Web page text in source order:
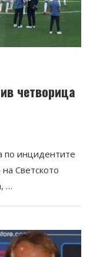
четворица
по инцидентите
Светското
…